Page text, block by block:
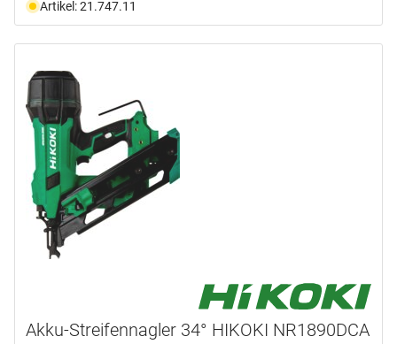
Artikel: 21.747.11
Akku-Streifennagler 34° HIKOKI NR1890DCA